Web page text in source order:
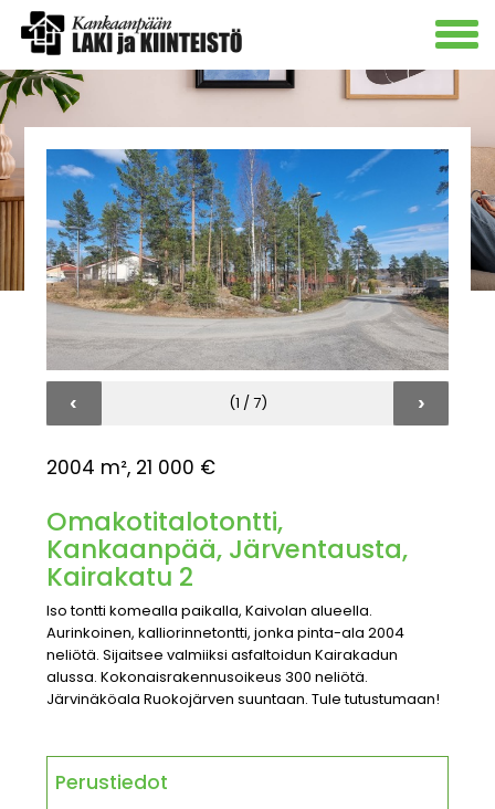
‹ (1 / 7) ›
2004 m², 21 000 €
Omakotitalotontti,
Kankaanpää, Järventausta,
Kairakatu 2
Iso tontti komealla paikalla, Kaivolan alueella.
Aurinkoinen, kalliorinnetontti, jonka pinta-ala 2004
neliötä. Sijaitsee valmiiksi asfaltoidun Kairakadun
alussa. Kokonaisrakennusoikeus 300 neliötä.
Järvinäköala Ruokojärven suuntaan. Tule tutustumaan!
Perustiedot